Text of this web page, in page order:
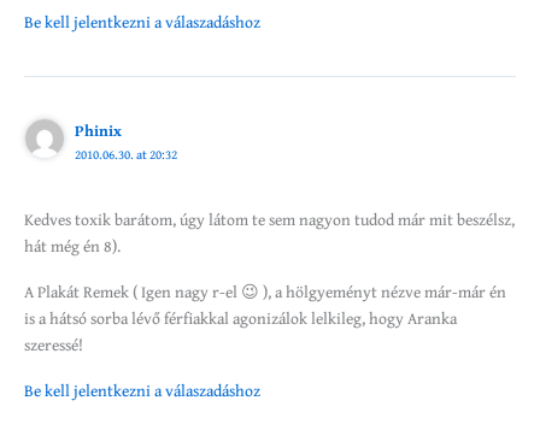
Be kell jelentkezni a válaszadáshoz
Phinix
2010.06.30. at 20:32
Kedves toxik barátom, úgy látom te sem nagyon tudod már mit beszélsz,
hát még én 8).
A Plakát Remek ( Igen nagy r-el 😉 ), a hölgyeményt nézve már-már én
is a hátsó sorba lévő férfiakkal agonizálok lelkileg, hogy Aranka
szeressé!
Be kell jelentkezni a válaszadáshoz